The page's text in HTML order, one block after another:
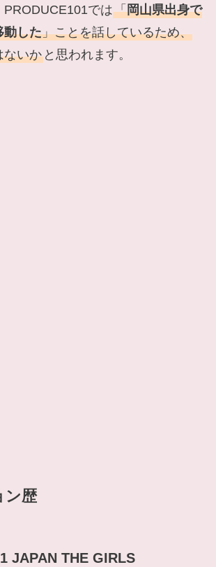
では「岡山県出身で
動した」ことを話しているため、
ないかと思われます。
ン歴
JAPAN THE GIRLS